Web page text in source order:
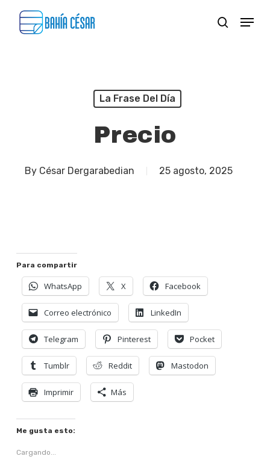
search
Menu
La Frase Del Día
Precio
By César Dergarabedian 25 agosto, 2025
Para compartir
WhatsApp X Facebook
Correo electrónico LinkedIn
Telegram Pinterest Pocket
Tumblr Reddit Mastodon
Imprimir Más
Me gusta esto:
Cargando...